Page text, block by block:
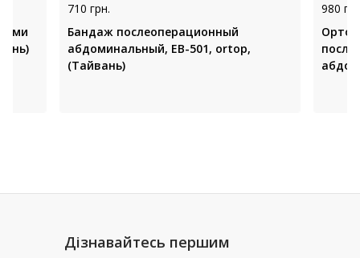
710 грн.
Бандаж послеоперационный
абдоминальный, EB-501, ortop,
(Тайвань)
980
Дізнавайтесь першим